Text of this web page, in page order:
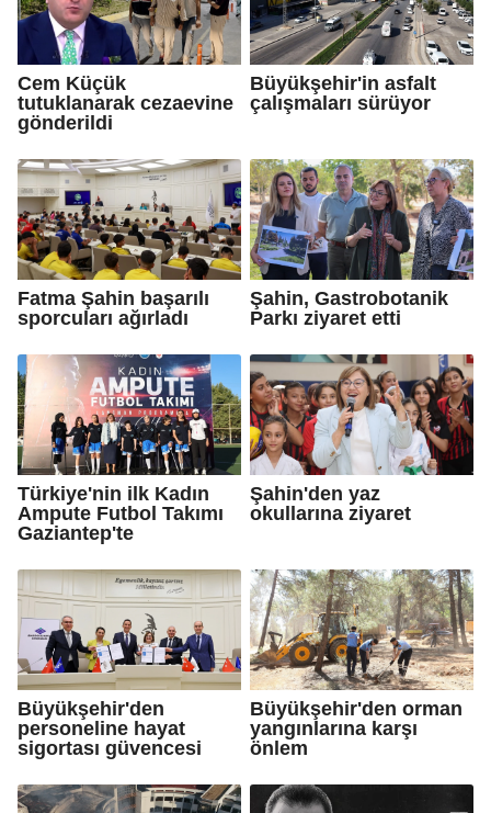
Cem Küçük
tutuklanarak cezaevine
gönderildi
Büyükşehir'in asfalt
çalışmaları sürüyor
Fatma Şahin başarılı
sporcuları ağırladı
Şahin, Gastrobotanik
Parkı ziyaret etti
Türkiye'nin ilk Kadın
Ampute Futbol Takımı
Gaziantep'te
Şahin'den yaz
okullarına ziyaret
Büyükşehir'den
personeline hayat
sigortası güvencesi
Büyükşehir'den orman
yangınlarına karşı
önlem